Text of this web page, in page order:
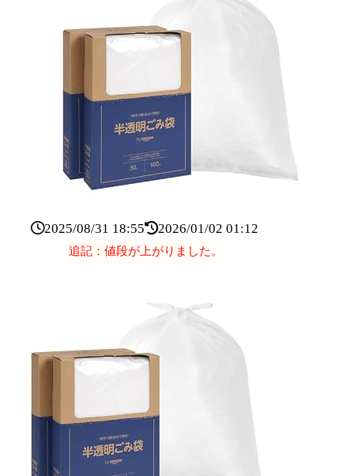
2025/08/31 18:55 2026/01/02 01:12
追記：値段が上がりました。